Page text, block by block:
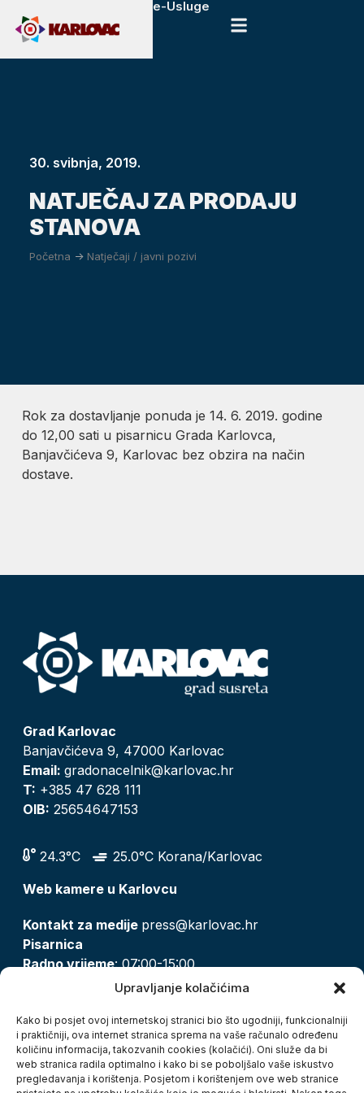
Upravljanje kolačićima
Kako bi posjet ovoj internetskoj stranici bio što ugodniji, funkcionalniji
i praktičniji, ova internet stranica sprema na vaše računalo određenu
količinu informacija, takozvanih cookies (kolačići). Oni služe da bi
web stranica radila optimalno i kako bi se poboljšalo vaše iskustvo
pregledavanja i korištenja. Posjetom i korištenjem ove web stranice
e-Usluge
30. svibnja, 2019.
NATJEČAJ ZA PRODAJU
STANOVA
Početna -> Natječaji / javni pozivi
Rok za dostavljanje ponuda je 14. 6. 2019. godine
do 12,00 sati u pisarnicu Grada Karlovca,
Banjavčićeva 9, Karlovac bez obzira na način
dostave.
Grad Karlovac
Banjavčićeva 9, 47000 Karlovac
Email: gradonacelnik@karlovac.hr
T: +385 47 628 111
OIB: 25654647153
24.3°C
25.0°C Korana/Karlovac
Web kamere u Karlovcu
Kontakt za medije press@karlovac.hr
Pisarnica
Radno vrijeme: 07:00-15:00
pisarnica@karlovac.hr
Zaštita osobnih podataka
Pristup informacijama